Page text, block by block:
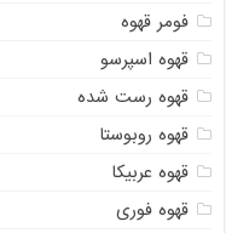
فومر قهوه
قهوه اسپرسو
قهوه رست شده
قهوه روبوستا
قهوه عربیکا
قهوه فوری